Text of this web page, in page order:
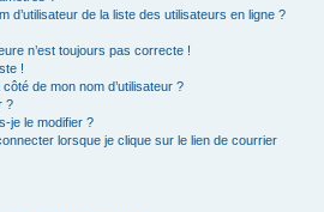
d’utilisateur de la liste des utilisateurs en ligne ?
n’est toujours pas correcte !
!
de mon nom d’utilisateur ?
?
je le modifier ?
lorsque je clique sur le lien de courrier